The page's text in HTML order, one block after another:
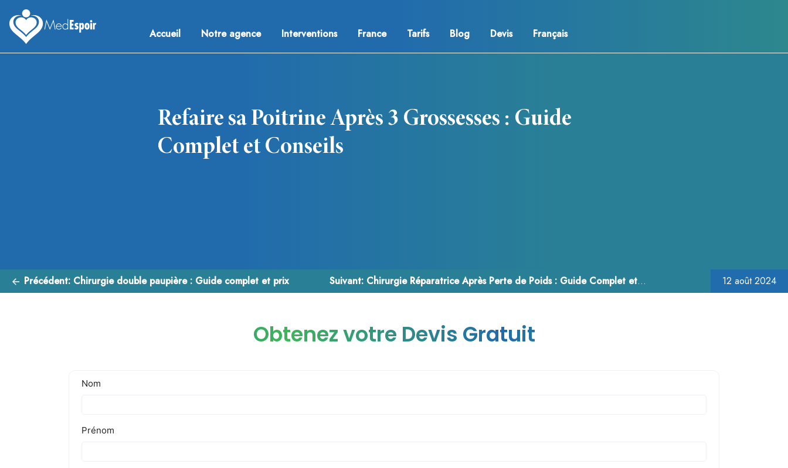
content
Medespoir France
Chirurgie esthetique Tunisie
Accueil Notre agence Interventions France Tarifs Blog Devis Français
Refaire sa Poitrine Après 3 Grossesses : Guide
Complet et Conseils
12 août 2024
Précédent: Chirurgie double paupière : Guide complet et prix Suivant: Chirurgie Réparatrice Après Perte de Poids : Guide Complet et Conseils
Obtenez votre Devis Gratuit